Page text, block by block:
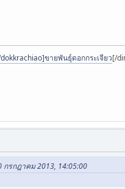
ขายพันธุ์ดอกกระเจียว[/
กรกฎาคม 2013, 14:05:00